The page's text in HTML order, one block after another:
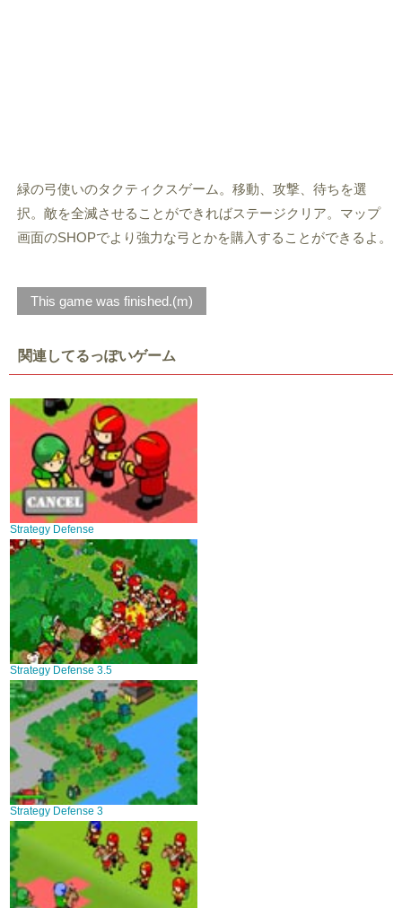
緑の弓使いのタクティクスゲーム。移動、攻撃、待ちを選
択。敵を全滅させることができればステージクリア。マップ
画面のSHOPでより強力な弓とかを購入することができるよ。
This game was finished.(m)
関連してるっぽいゲーム
Strategy Defense
Strategy Defense 3.5
Strategy Defense 3